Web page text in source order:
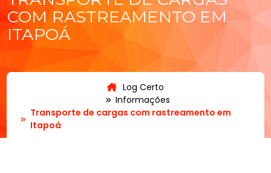
COM RASTREAMENTO EM
ITAPOÁ
Log Certo
Informações
Transporte de cargas com rastreamento em
Itapoá